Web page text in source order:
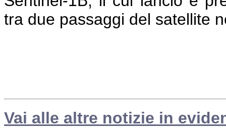
tra due passaggi del satellite
Vai alle altre notizie in